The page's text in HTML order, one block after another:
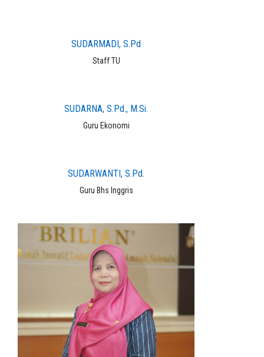
SUDARMADI, S.Pd
Staff TU
SUDARNA, S.Pd., M.Si.
Guru Ekonomi
SUDARWANTI, S.Pd.
Guru Bhs Inggris